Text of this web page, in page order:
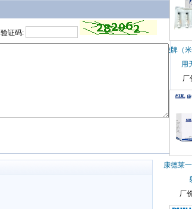
验证码:
棱牌（
用
厂
康德莱
厂